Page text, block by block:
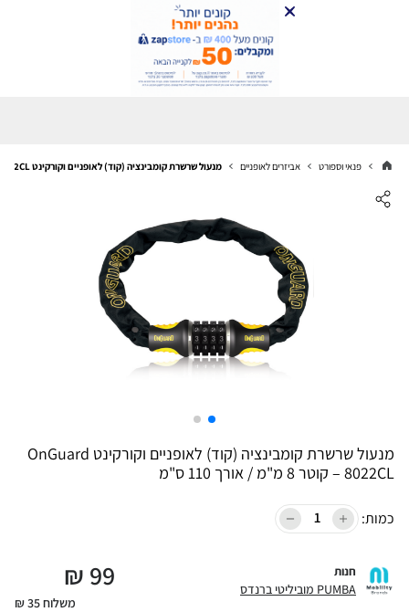
פנאי וספורט אביזרים לאופניים מנעול שרשרת קומבינציה (קוד) לאופניים וקורקינט OnGuard 8022CL – קוטר 8 מ"מ / אורך 110 ס"מ
מנעול שרשרת קומבינציה (קוד) לאופניים וקורקינט OnGuard
8022CL – קוטר 8 מ"מ / אורך 110 ס"מ
כמות:
חנות
PUMBA מוביליטי ברנדס 99
₪
משלוח 35 ₪